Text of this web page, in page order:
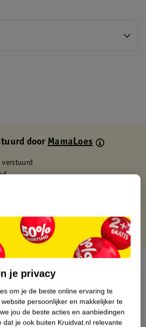
doorMamaLoes
verstuurd
verkooppartner.
Kruidvat kaart
je privacy
om je de beste online ervaring te
persoonlijker en makkelijker te
jou de beste acties en aanbiedingen
dat je ook buiten Kruidvat.nl relevante